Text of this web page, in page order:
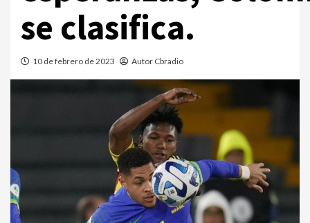
se clasifica.
10 de febrero de 2023 Autor Cbradio